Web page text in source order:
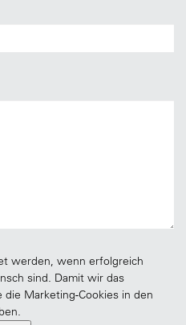
werden, wenn erfolgreich
sind. Damit wir das
Marketing-Cookies in den